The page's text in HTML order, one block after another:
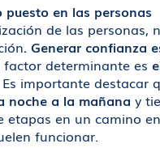
puesto en las personas
de las personas,
. Generar confianza
factor determinante es
Es importante destacar
noche a la mañana y
etapas en un camino
funcionar.